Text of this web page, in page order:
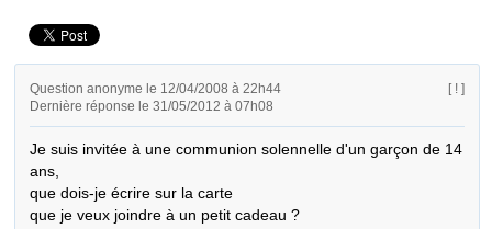
Question anonyme le 12/04/2008 à 22h44
Dernière réponse le 31/05/2012 à 07h08
[ ! ]
Je suis invitée à une communion solennelle d'un garçon de 14
ans,
que dois-je écrire sur la carte
que je veux joindre à un petit cadeau ?